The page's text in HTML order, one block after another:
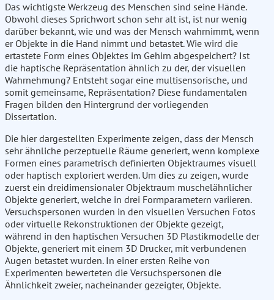
Das wichtigste Werkzeug des Menschen sind seine Hände.
Obwohl dieses Sprichwort schon sehr alt ist, ist nur wenig
darüber bekannt, wie und was der Mensch wahrnimmt, wenn
er Objekte in die Hand nimmt und betastet. Wie wird die
ertastete Form eines Objektes im Gehirn abgespeichert? Ist
die haptische Repräsentation ähnlich zu der, der visuellen
Wahrnehmung? Entsteht sogar eine multisensorische, und
somit gemeinsame, Repräsentation? Diese fundamentalen
Fragen bilden den Hintergrund der vorliegenden
Dissertation.
Die hier dargestellten Experimente zeigen, dass der Mensch
sehr ähnliche perzeptuelle Räume generiert, wenn komplexe
Formen eines parametrisch definierten Objektraumes visuell
oder haptisch exploriert werden. Um dies zu zeigen, wurde
zuerst ein dreidimensionaler Objektraum muschelähnlicher
Objekte generiert, welche in drei Formparametern variieren.
Versuchspersonen wurden in den visuellen Versuchen Fotos
oder virtuelle Rekonstruktionen der Objekte gezeigt,
während in den haptischen Versuchen 3D Plastikmodelle der
Objekte, generiert mit einem 3D Drucker, mit verbundenen
Augen betastet wurden. In einer ersten Reihe von
Experimenten bewerteten die Versuchspersonen die
Ähnlichkeit zweier, nacheinander gezeigter, Objekte.